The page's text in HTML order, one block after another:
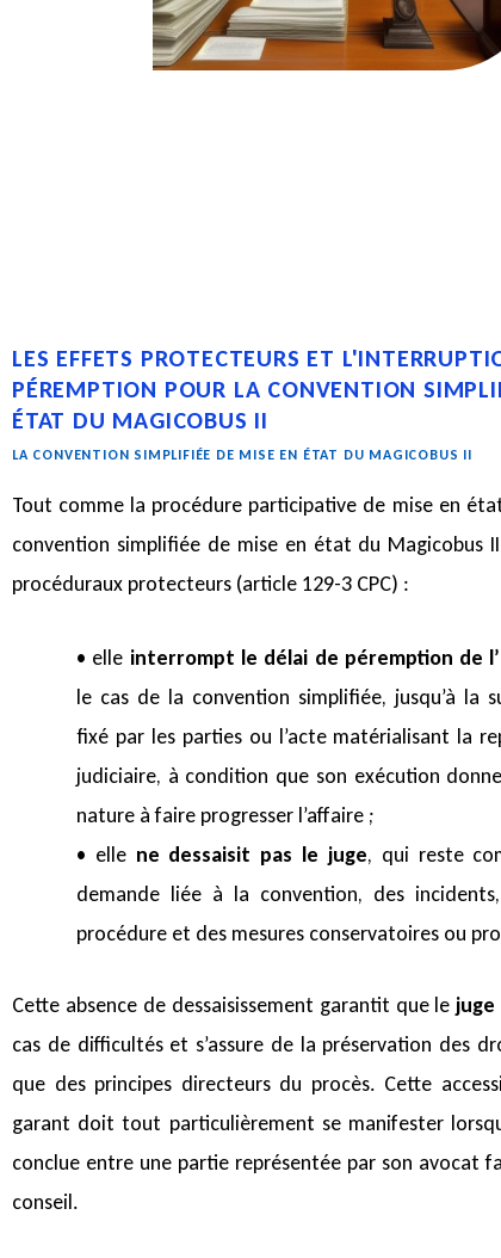
LES EFFETS PROTECTEURS ET
PÉREMPTION POUR LA CONVENTION
ÉTAT DU MAGICOBUS II
LA CONVENTION SIMPLIFIÉE DE MISE EN ÉTAT DU MAGICOBUS II
Tout comme la procédure participative de mise en
convention simplifiée de mise en état du Magicobus
procéduraux protecteurs (article 129-3 CPC) :
• elle interrompt le délai de péremption de
le cas de la convention simplifiée, jusqu’à la
fixé par les parties ou l’acte matérialisant la
judiciaire, à condition que son exécution
nature à faire progresser l’affaire ;
• elle ne dessaisit pas le juge, qui reste
demande liée à la convention, des
procédure et des mesures conservatoires ou
Cette absence de dessaisissement garantit que le
cas de difficultés et s’assure de la préservation des
que des principes directeurs du procès. Cette
garant doit tout particulièrement se manifester
conclue entre une partie représentée par son avocat
conseil.